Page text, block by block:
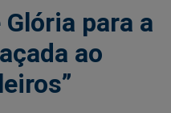
para a
ao